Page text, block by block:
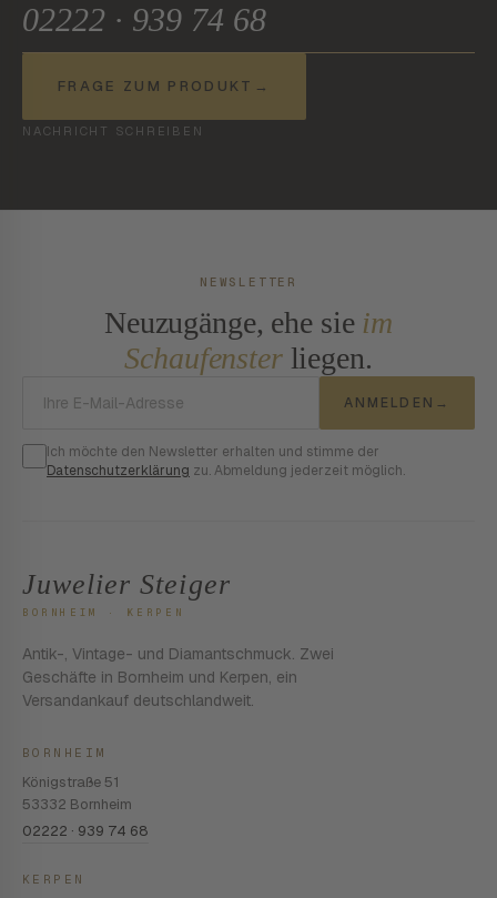
02222 · 939 74 68
FRAGE ZUM PRODUKT →
NACHRICHT SCHREIBEN
NEWSLETTER
Neuzugänge, ehe sie im
Schaufensterliegen.
ANMELDEN →
Ich möchte den Newsletter erhalten und stimme der
Datenschutzerklärung zu. Abmeldung jederzeit möglich.
Juwelier Steiger
BORNHEIM · KERPEN
Antik-, Vintage- und Diamantschmuck. Zwei
Geschäfte in Bornheim und Kerpen, ein
Versandankauf deutschlandweit.
BORNHEIM
Königstraße 51
53332 Bornheim
02222 · 939 74 68
KERPEN